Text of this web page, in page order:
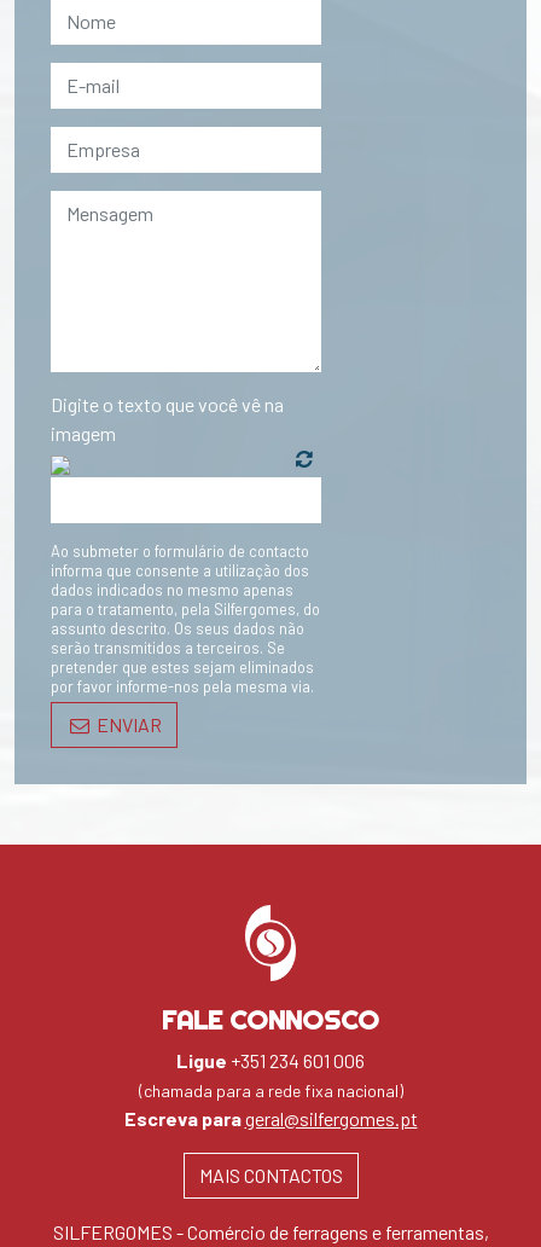
Digite o texto que você vê na
imagem
Ao submeter o formulário de contacto
informa que consente a utilização dos
dados indicados no mesmo apenas
para o tratamento, pela Silfergomes, do
assunto descrito. Os seus dados não
serão transmitidos a terceiros. Se
pretender que estes sejam eliminados
por favor informe-nos pela mesma via.
ENVIAR
FALE CONNOSCO
Ligue +351 234 601 006
(chamada para a rede fixa nacional)
Escreva parageral@silfergomes.pt
MAIS CONTACTOS
SILFERGOMES - Comércio de ferragens e ferramentas,